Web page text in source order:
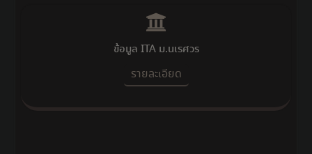
ข้อมูล ITA ม.นเรศวร
รายละเอียด